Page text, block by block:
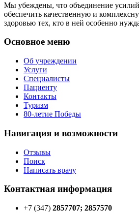
Мы убеждены, что объединение
обеспечить качественную и
здоровью тех, кто в ней особенно
Основное меню
Об учреждении
Услуги
Специалисты
Пациенту
Контакты
Туризм
80-летие Победы
Навигация и возможности
Отзывы
Поиск
Написать врачу
Контактная информация
+7 (347) 2857707; 2857570